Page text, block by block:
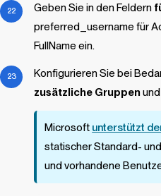
Geben Sie in den Feldern
preferred_username für
FullName ein.
Konfigurieren Sie bei
zusätzliche Gruppenund
Microsoft unterstützt
statischer Standard-
und vorhandene